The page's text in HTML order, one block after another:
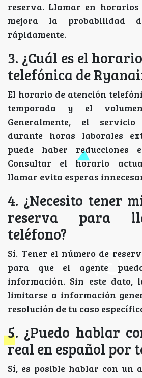
reserva. Llamar en
mejora la probabilidad
rápidamente.
3. ¿Cuál es el
telefónica de
El horario de atención
temporada y el
Generalmente, el
durante horas laborales
puede haber reducciones
Consultar el horario
llamar evita esperas
4. ¿Necesito tener
reserva para
teléfono?
Sí. Tener el número de
para que el agente
información. Sin este dato,
limitarse a información
resolución de tu caso
5. ¿Puedo hablar
real en español por
Sí, es posible hablar con un